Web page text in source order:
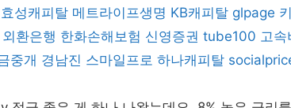
효성캐피탈 메트라이프생명 KB캐피탈 glpage
외환은행 한화손해보험 신영증권 tube100 고속
중개 경남진 스마일프로 하나캐피탈